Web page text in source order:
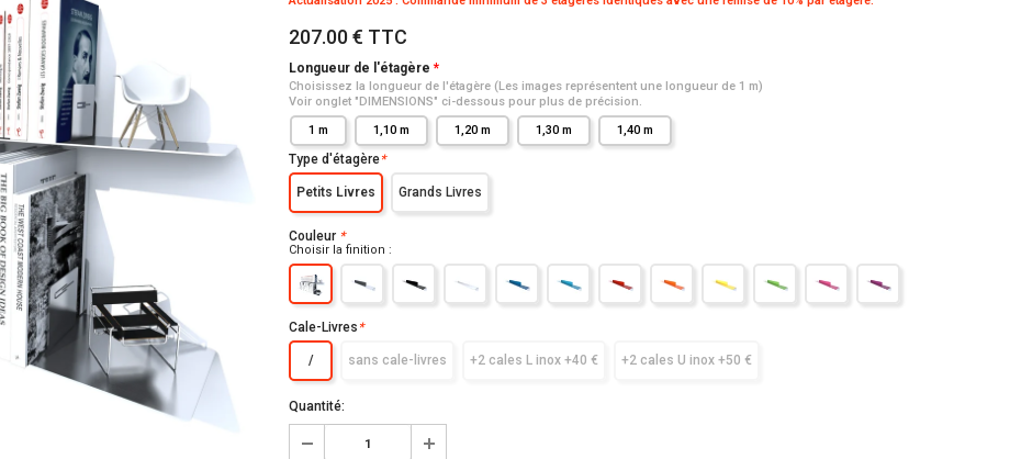
207.00 € TTC
Longueur de l'étagère
Choisissez la longueur de l'étagère (Les images représentent une longueur de 1 m)
Voir onglet "DIMENSIONS" ci-dessous pour plus de précision.
1 m
1,10 m 1,20 m 1,30 m 1,40 m
Type d'étagère*
Petits Livres Grands Livres
Couleur *
Choisir la finition :
Cale-Livres *
/ sans cale-livres +2 cales L inox +40 € +2 cales U inox +50 €
Quantité: